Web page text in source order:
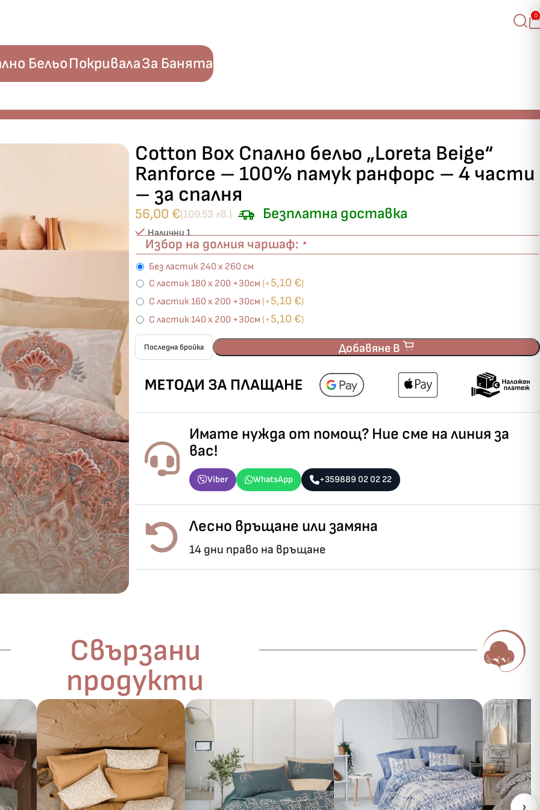
0
БельоПокривалаЗа Банята
Cotton Box Спално бельо „Loreta Beige“
Ranforce – 100% памук ранфорс – 4 части
– за спалня
56,00 €(109.53 лв.) Безплатна доставка
Налични 1
Избор на долния чаршаф: *
Без ластик 240 х 260 см
С ластик 180 х 200 +30см (+5,10 €)
С ластик 160 х 200 +30см (+5,10 €)
С ластик 140 х 200 +30см (+5,10 €)
Последна бройка Добавяне В
Имате нужда от помощ? Ние сме на линия за
вас!
Viber WhatsApp +359889 02 02 22
Лесно връщане или замяна
14 дни право на връщане
Свързани
продукти
›